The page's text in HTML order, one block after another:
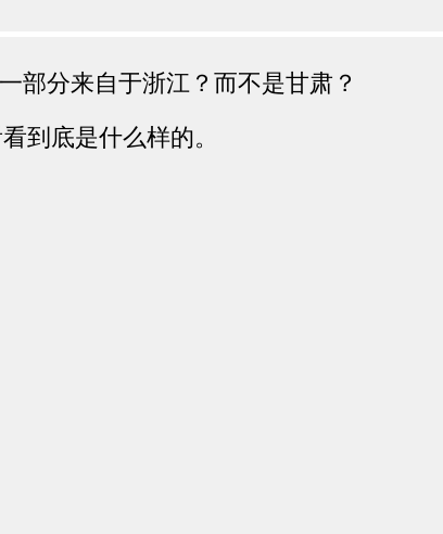
部分来自于浙江？而不是甘肃？
到底是什么样的。